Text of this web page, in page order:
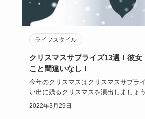
ライフスタイル
クリスマスサプライズ13選！彼女
こと間違いなし！
今年のクリスマスはクリスマスサプラ
い出に残るクリスマスを演出しましょ
プライズ計画…
2022年3月29日